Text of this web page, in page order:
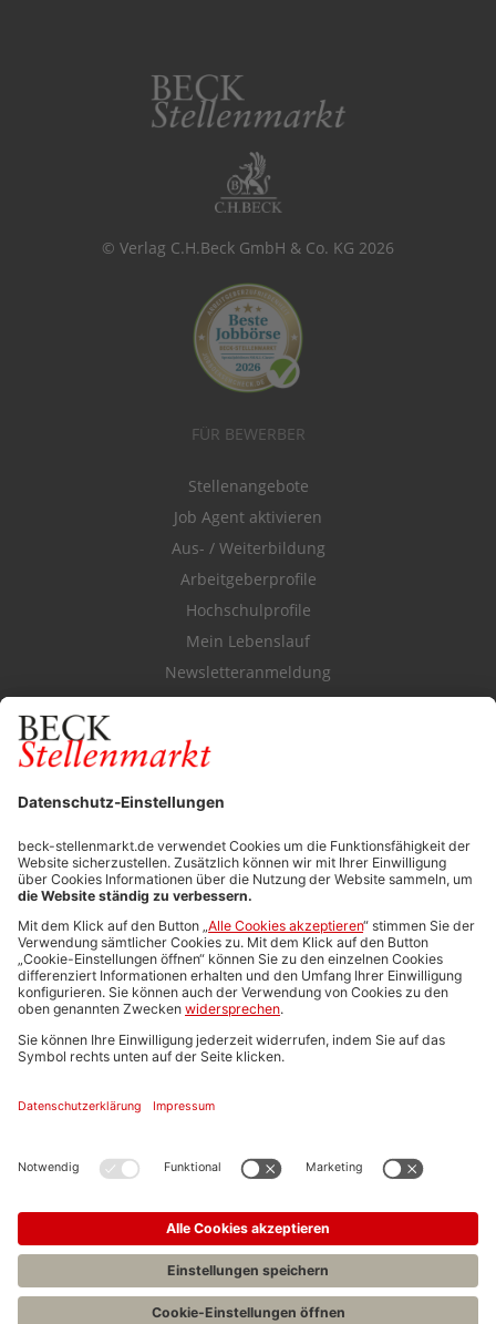
© Verlag C.H.Beck GmbH & Co. KG 2026
FÜR BEWERBER
Stellenangebote
Job Agent aktivieren
Aus- / Weiterbildung
Arbeitgeberprofile
Hochschulprofile
Mein Lebenslauf
Newsletteranmeldung
Durchsuchen Sie den Stellenkatalog
FÜR ARBEITGEBER
Stellenmarktpreise
Anzeigen-AGB
Media-Daten
Newsletteranmeldung
Produktübersicht
ALLGEMEIN
FAQs
Impressum
Stellenangebote C.H.BECK